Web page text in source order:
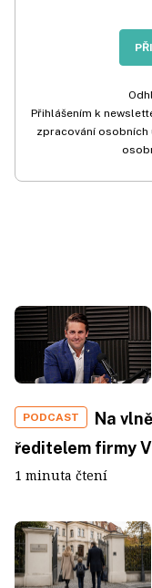
Přihlášením k
zpracování osobních
PODCAST
Na
ředitelem firmy
1 minuta čtení